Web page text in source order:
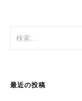
索:
最近の投稿